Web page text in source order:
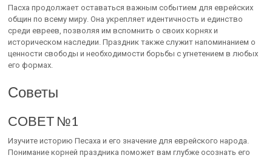
Пасха продолжает оставаться важным событием для еврейских
общин по всему миру. Она укрепляет идентичность и единство
среди евреев, позволяя им вспомнить о своих корнях и
историческом наследии. Праздник также служит напоминанием о
ценности свободы и необходимости борьбы с угнетением в любых
его формах.
Советы
СОВЕТ №1
Изучите историю Песаха и его значение для еврейского народа.
Понимание корней праздника поможет вам глубже осознать его